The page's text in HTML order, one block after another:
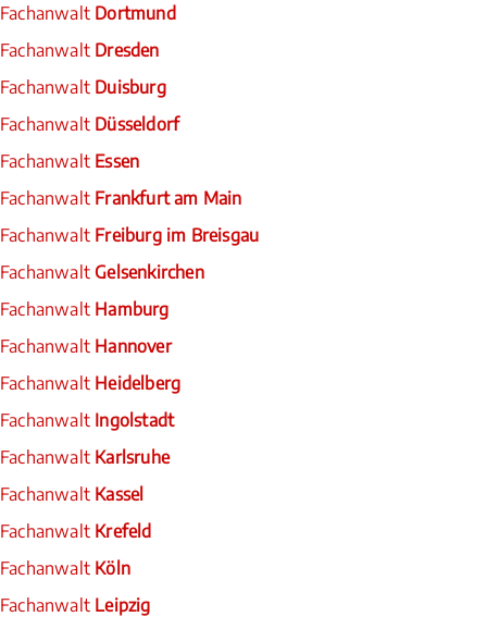
Fachanwalt Dortmund
Fachanwalt Dresden
Fachanwalt Duisburg
Fachanwalt Düsseldorf
Fachanwalt Essen
Fachanwalt Frankfurt am Main
Fachanwalt Freiburg im Breisgau
FachanwaltGelsenkirchen
Fachanwalt Hamburg
Fachanwalt Hannover
Fachanwalt Heidelberg
Fachanwalt Ingolstadt
Fachanwalt Karlsruhe
Fachanwalt Kassel
Fachanwalt Krefeld
Fachanwalt Köln
Fachanwalt Leipzig